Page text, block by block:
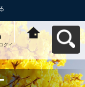
グイ
座間市民活動サ
ポートセンタ
ー ざまっとへ
戻る